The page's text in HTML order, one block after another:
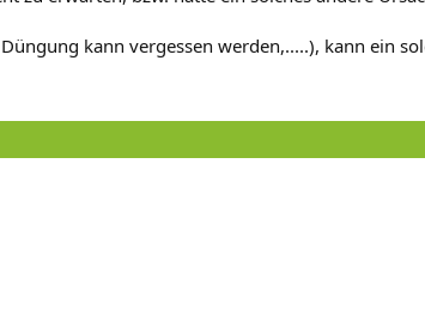
kann vergessen werden,.....), kann ein